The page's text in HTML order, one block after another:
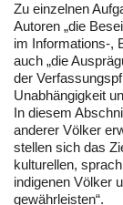
Zu einzelnen
Autoren „die
im Informations-,
auch „die
der
Unabhängigkeit
In diesem
anderer Völker
stellen sich das
kulturellen,
indigenen Völker
gewährleisten“.